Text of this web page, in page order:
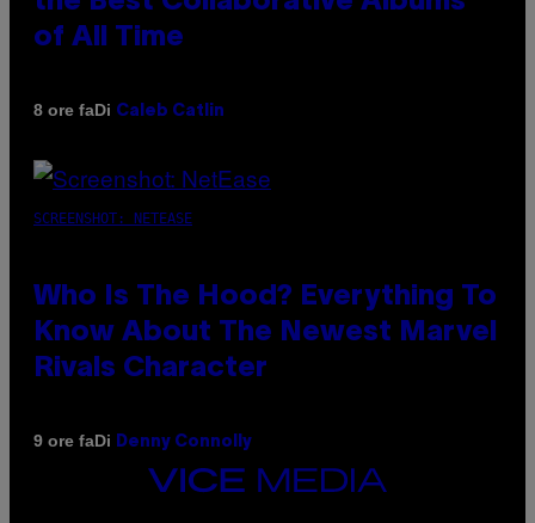
of All Time
8 ore faDi Caleb Catlin
SCREENSHOT: NETEASE
Who Is The Hood? Everything To
Know About The Newest Marvel
Rivals Character
9 ore faDi Denny Connolly
VICE
MEDIA